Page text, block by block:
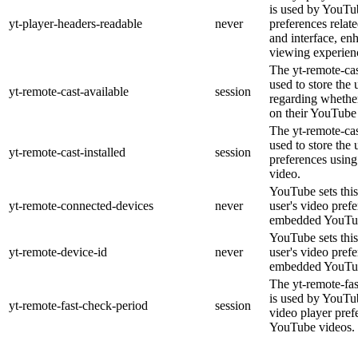
yt-player-headers-readable never
is used by
preferences
and interface,
viewing
yt-remote-cast-available session
The yt-remote-
used to store the
regarding
on their
yt-remote-cast-installed session
The yt-remote-
used to store the
preferences
video.
yt-remote-connected-devices never
YouTube sets
user's video
embedded
yt-remote-device-id never
YouTube sets
user's video
embedded
yt-remote-fast-check-period session
The yt-remote-
is used by
video player
YouTube videos.